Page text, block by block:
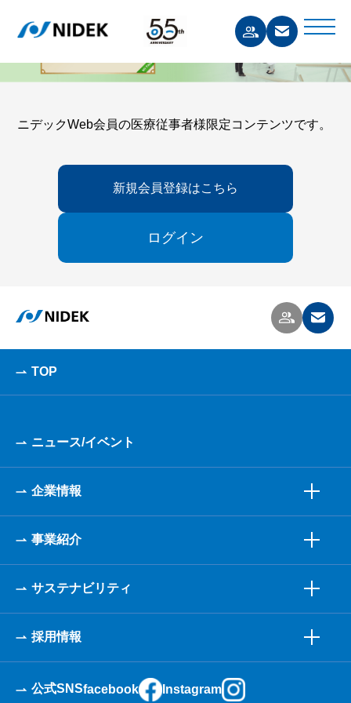
ニデックWeb会員の医療従事者様限定コンテンツです。
新規会員登録はこちら
ログイン
TOP
ニュース/イベント
企業情報
事業紹介
サステナビリティ
採用情報
公式SNSfacebook Instagram